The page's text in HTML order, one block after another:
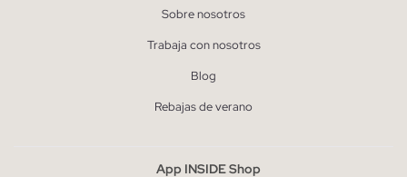
Sobre nosotros
Trabaja con nosotros
Blog
Rebajas de verano
App INSIDE Shop